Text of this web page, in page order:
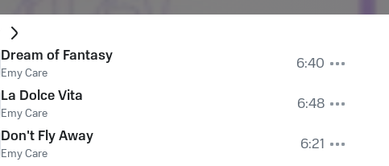
Dream of Fantasy
Emy Care
6:40
La Dolce Vita
Emy Care
6:48
Don't Fly Away
Emy Care
6:21